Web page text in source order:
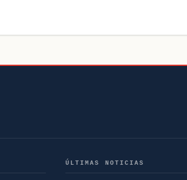
ÚLTIMAS NOTICIAS